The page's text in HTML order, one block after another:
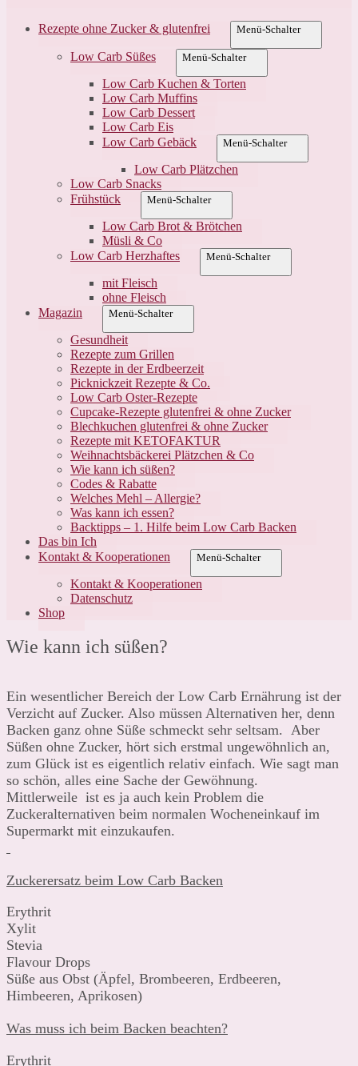
Rezepte ohne Zucker & glutenfrei Menü-Schalter
Low Carb Süßes Menü-Schalter
Low Carb Kuchen & Torten
Low Carb Muffins
Low Carb Dessert
Low Carb Eis
Low Carb Gebäck
Menü-Schalter
Low Carb Plätzchen
Low Carb Snacks
Frühstück
Menü-Schalter
Low Carb Brot & Brötchen
Müsli & Co
Low Carb Herzhaftes
Menü-Schalter
mit Fleisch
ohne Fleisch
Magazin
Menü-Schalter
Gesundheit
Rezepte zum Grillen
Rezepte in der Erdbeerzeit
Picknickzeit Rezepte & Co.
Low Carb Oster-Rezepte
Cupcake-Rezepte glutenfrei & ohne Zucker
Blechkuchen glutenfrei & ohne Zucker
Rezepte mit KETOFAKTUR
Weihnachtsbäckerei Plätzchen & Co
Wie kann ich süßen?
Codes & Rabatte
Welches Mehl – Allergie?
Was kann ich essen?
Backtipps – 1. Hilfe beim Low Carb Backen
Das bin Ich
Kontakt & Kooperationen
Menü-Schalter
Kontakt & Kooperationen
Datenschutz
Shop
Wie kann ich süßen?
Ein wesentlicher Bereich der Low Carb Ernährung ist der
Verzicht auf Zucker. Also müssen Alternativen her, denn
Backen ganz ohne Süße schmeckt sehr seltsam. Aber
Süßen ohne Zucker, hört sich erstmal ungewöhnlich an,
zum Glück ist es eigentlich relativ einfach. Wie sagt man
so schön, alles eine Sache der Gewöhnung.
Mittlerweile ist es ja auch kein Problem die
Zuckeralternativen beim normalen Wocheneinkauf im
Supermarkt mit einzukaufen.
Zuckerersatz beim Low Carb Backen
Erythrit
Xylit
Stevia
Flavour Drops
Süße aus Obst (Äpfel, Brombeeren, Erdbeeren,
Himbeeren, Aprikosen)
Was muss ich beim Backen beachten?
Erythrit